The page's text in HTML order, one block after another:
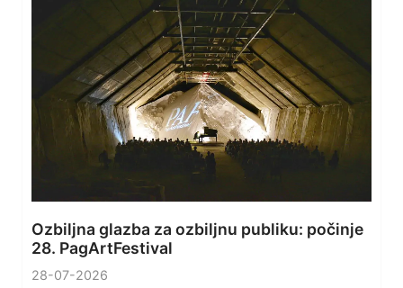
Ozbiljna glazba za ozbiljnu publiku: počinje
28. PagArtFestival
28-07-2026